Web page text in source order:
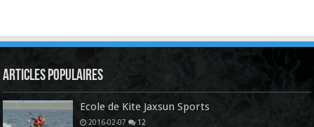
Articles Populaires
Ecole de Kite Jaxsun Sports
2016-02-07 12